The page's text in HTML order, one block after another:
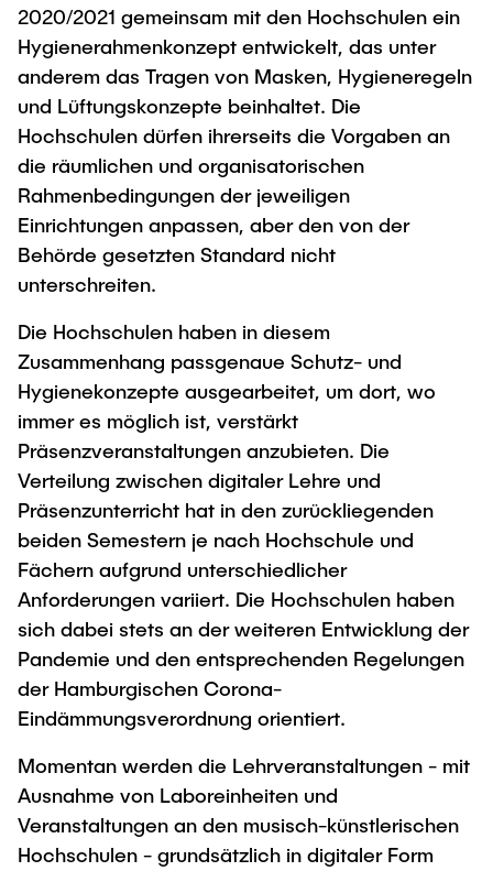
2020/2021 gemeinsam mit den Hochschulen ein
Hygienerahmenkonzept entwickelt, das unter
anderem das Tragen von Masken, Hygieneregeln
und Lüftungskonzepte beinhaltet. Die
Hochschulen dürfen ihrerseits die Vorgaben an
die räumlichen und organisatorischen
Rahmenbedingungen der jeweiligen
Einrichtungen anpassen, aber den von der
Behörde gesetzten Standard nicht
unterschreiten.
Die Hochschulen haben in diesem
Zusammenhang passgenaue Schutz- und
Hygienekonzepte ausgearbeitet, um dort, wo
immer es möglich ist, verstärkt
Präsenzveranstaltungen anzubieten. Die
Verteilung zwischen digitaler Lehre und
Präsenzunterricht hat in den zurückliegenden
beiden Semestern je nach Hochschule und
Fächern aufgrund unterschiedlicher
Anforderungen variiert. Die Hochschulen haben
sich dabei stets an der weiteren Entwicklung der
Pandemie und den entsprechenden Regelungen
der Hamburgischen Corona-
Eindämmungsverordnung orientiert.
Momentan werden die Lehrveranstaltungen - mit
Ausnahme von Laboreinheiten und
Veranstaltungen an den musisch-künstlerischen
Hochschulen - grundsätzlich in digitaler Form